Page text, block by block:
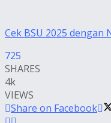
Cek BSU 2025 dengan
725
SHARES
4k
VIEWS
Share on Facebook